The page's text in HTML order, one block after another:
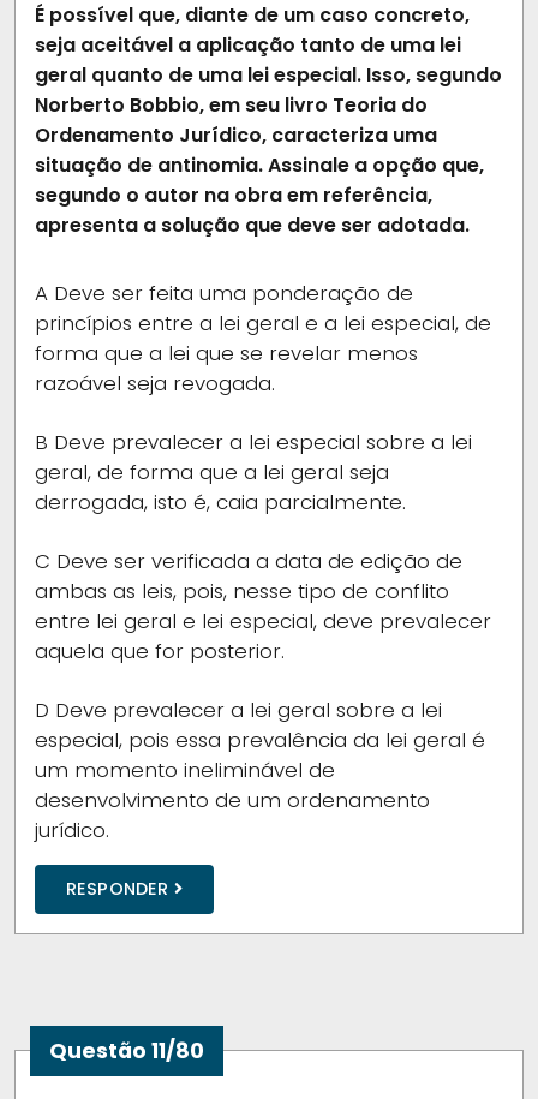
É possível que, diante de um caso concreto,
seja aceitável a aplicação tanto de uma lei
geral quanto de uma lei especial. Isso, segundo
Norberto Bobbio, em seu livro Teoria do
Ordenamento Jurídico, caracteriza uma
situação de antinomia. Assinale a opção que,
segundo o autor na obra em referência,
apresenta a solução que deve ser adotada.
A Deve ser feita uma ponderação de
princípios entre a lei geral e a lei especial, de
forma que a lei que se revelar menos
razoável seja revogada.
B Deve prevalecer a lei especial sobre a lei
geral, de forma que a lei geral seja
derrogada, isto é, caia parcialmente.
C Deve ser verificada a data de edição de
ambas as leis, pois, nesse tipo de conflito
entre lei geral e lei especial, deve prevalecer
aquela que for posterior.
D Deve prevalecer a lei geral sobre a lei
especial, pois essa prevalência da lei geral é
um momento ineliminável de
desenvolvimento de um ordenamento
jurídico.
RESPONDER
Questão 11/80